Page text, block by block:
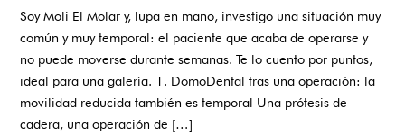
Soy Moli El Molar y, lupa en mano, investigo una situación muy
común y muy temporal: el paciente que acaba de operarse y
no puede moverse durante semanas. Te lo cuento por puntos,
ideal para una galería. 1. DomoDental tras una operación: la
movilidad reducida también es temporal Una prótesis de
cadera, una operación de […]